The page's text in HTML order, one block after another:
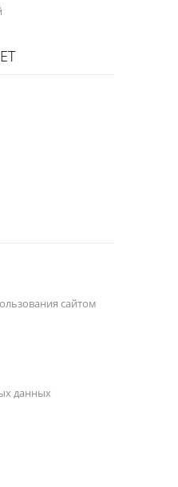
сайтом
данных